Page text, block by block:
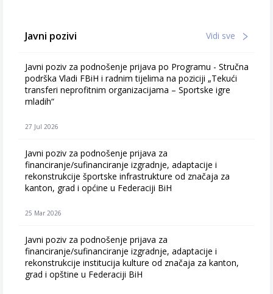
Javni pozivi Vidi sve
Javni poziv za podnošenje prijava po Programu - Stručna
podrška Vladi FBiH i radnim tijelima na poziciji „Tekući
transferi neprofitnim organizacijama – Sportske igre
mladih“
27 Jul 2026
Javni poziv za podnošenje prijava za
financiranje/sufinanciranje izgradnje, adaptacije i
rekonstrukcije športske infrastrukture od značaja za
kanton, grad i općine u Federaciji BiH
25 Mar 2026
Javni poziv za podnošenje prijava za
financiranje/sufinanciranje izgradnje, adaptacije i
rekonstrukcije institucija kulture od značaja za kanton,
grad i opštine u Federaciji BiH